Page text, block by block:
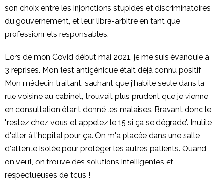
son choix entre les injonctions stupides et discriminatoires
du gouvernement, et leur libre-arbitre en tant que
professionnels responsables.
Lors de mon Covid début mai 2021, je me suis évanouie à
3 reprises. Mon test antigénique était déjà connu positif.
Mon médecin traitant, sachant que j'habite seule dans la
rue voisine au cabinet, trouvait plus prudent que je vienne
en consultation étant donné les malaises. Bravant donc le
"restez chez vous et appelez le 15 si ça se dégrade". Inutile
d'aller à l'hopital pour ça. On m'a placée dans une salle
d'attente isolée pour protéger les autres patients. Quand
on veut, on trouve des solutions intelligentes et
respectueuses de tous !